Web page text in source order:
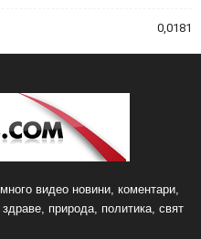
0,0181
видео новини, коментари,
природа, политика, свят